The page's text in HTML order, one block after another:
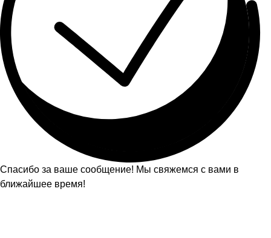
Спасибо за ваше сообщение! Мы свяжемся с вами в
ближайшее время!